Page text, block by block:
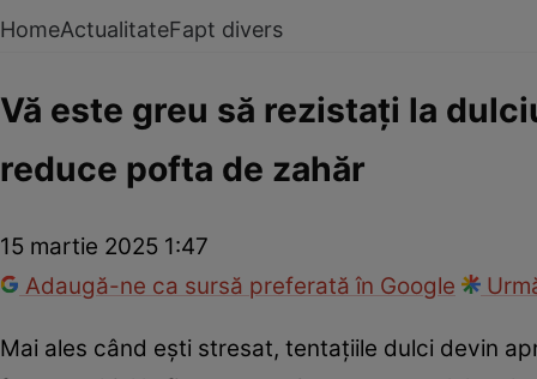
HomeActualitateFapt divers
Vă este greu să rezistați la
reduce pofta de zahăr
15 martie 2025 1:47
Adaugă-ne ca sursă preferată în Google
Mai ales când ești stresat, tentațiile dulci devin